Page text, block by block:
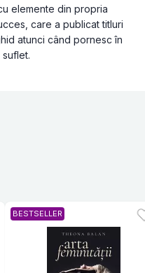
elemente din propria
care a publicat titluri
atunci când pornesc în
BESTSELLER